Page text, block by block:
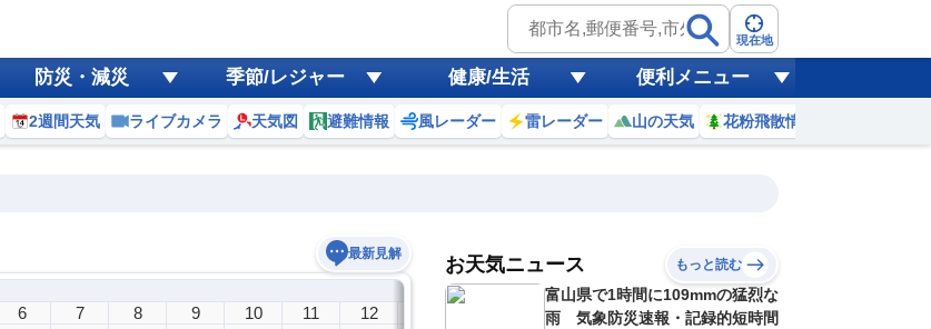
現在地
防災・減災 季節/レジャー 健康/生活 便利メニュー
2週間天気 ライブカメラ 天気図 避難情報 風レーダー 雷レーダー 山の天気 花粉飛散情報
最新見解
6 7 8 9 10 11 12 15 16 17 18 19
お天気ニュース もっと読む
富山県で1時間に109mmの猛烈な
雨 気象防災速報・記録的短時間